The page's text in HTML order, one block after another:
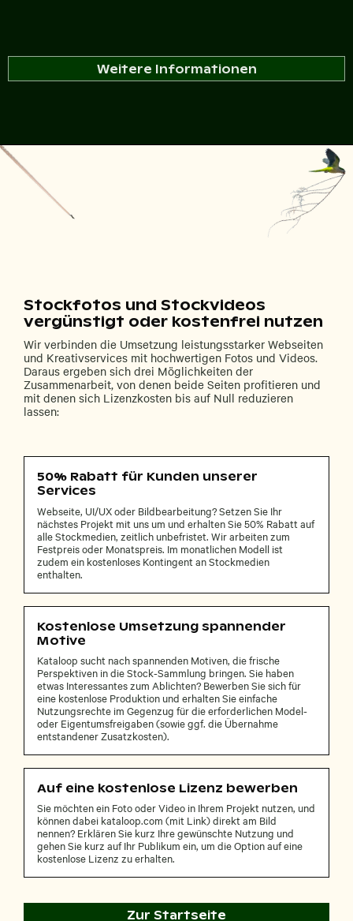
Weitere Informationen
Stockfotos und Stockvideos
vergünstigt oder kostenfrei nutzen
Wir verbinden die Umsetzung leistungsstarker Webseiten
und Kreativservices mit hochwertigen Fotos und Videos.
Daraus ergeben sich drei Möglichkeiten der
Zusammenarbeit, von denen beide Seiten profitieren und
mit denen sich Lizenzkosten bis auf Null reduzieren
lassen:
50% Rabatt für Kunden unserer
Services
Webseite, UI/UX oder Bildbearbeitung? Setzen Sie Ihr
nächstes Projekt mit uns um und erhalten Sie 50% Rabatt auf
alle Stockmedien, zeitlich unbefristet. Wir arbeiten zum
Festpreis oder Monatspreis. Im monatlichen Modell ist
zudem ein kostenloses Kontingent an Stockmedien
enthalten.
Kostenlose Umsetzung spannender
Motive
Kataloop sucht nach spannenden Motiven, die frische
Perspektiven in die Stock-Sammlung bringen. Sie haben
etwas Interessantes zum Ablichten? Bewerben Sie sich für
eine kostenlose Produktion und erhalten Sie einfache
Nutzungsrechte im Gegenzug für die erforderlichen Model-
oder Eigentumsfreigaben (sowie ggf. die Übernahme
entstandener Zusatzkosten).
Auf eine kostenlose Lizenz bewerben
Sie möchten ein Foto oder Video in Ihrem Projekt nutzen, und
können dabei kataloop.com (mit Link) direkt am Bild
nennen? Erklären Sie kurz Ihre gewünschte Nutzung und
gehen Sie kurz auf Ihr Publikum ein, um die Option auf eine
kostenlose Lizenz zu erhalten.
Zur Startseite